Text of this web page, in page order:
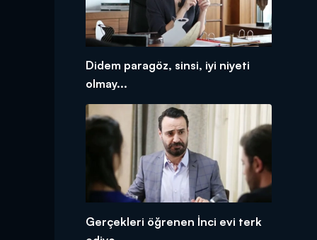
Didem paragöz, sinsi, iyi niyeti
olmay...
Gerçekleri öğrenen İnci evi terk